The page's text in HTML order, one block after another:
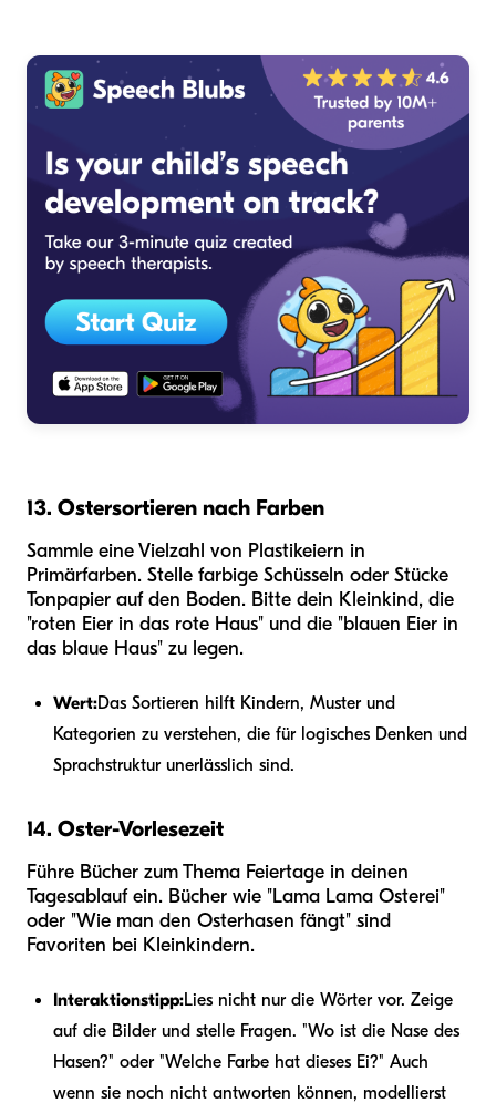
13. Ostersortieren nach Farben
Sammle eine Vielzahl von Plastikeiern in
Primärfarben. Stelle farbige Schüsseln oder Stücke
Tonpapier auf den Boden. Bitte dein Kleinkind, die
"roten Eier in das rote Haus" und die "blauen Eier in
das blaue Haus" zu legen.
Wert:Das Sortieren hilft Kindern, Muster und
Kategorien zu verstehen, die für logisches Denken und
Sprachstruktur unerlässlich sind.
14. Oster-Vorlesezeit
Führe Bücher zum Thema Feiertage in deinen
Tagesablauf ein. Bücher wie "Lama Lama Osterei"
oder "Wie man den Osterhasen fängt" sind
Favoriten bei Kleinkindern.
Interaktionstipp:Lies nicht nur die Wörter vor. Zeige
auf die Bilder und stelle Fragen. "Wo ist die Nase des
Hasen?" oder "Welche Farbe hat dieses Ei?" Auch
wenn sie noch nicht antworten können, modellierst